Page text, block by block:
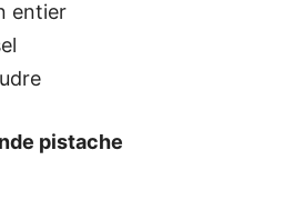
entier
pistache